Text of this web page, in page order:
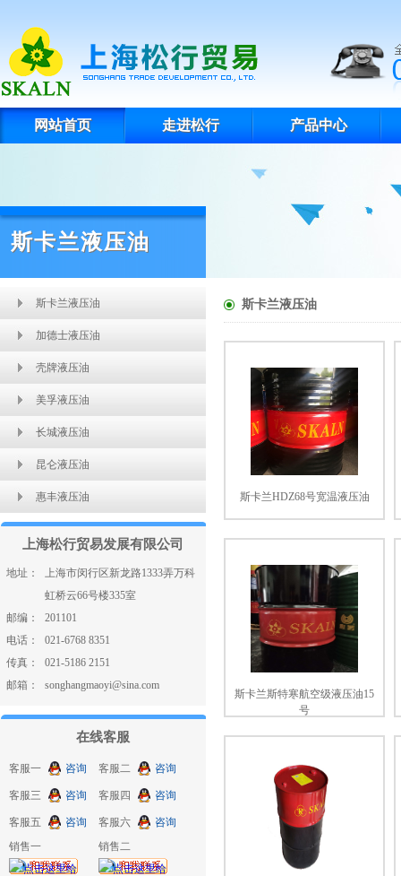
网站首页 走进松行 产品中心
斯卡兰液压油
斯卡兰液压油
加德士液压油
壳牌液压油
美孚液压油
长城液压油
昆仑液压油
惠丰液压油
上海松行贸易发展有限公司
地址：
上海市闵行区新龙路1333弄万科
虹桥云66号楼335室
邮编：
201101
电话：
021-6768 8351
传真：
021-5186 2151
邮箱：
songhangmaoyi@sina.com
在线客服
客服一 咨询 客服二 咨询
客服三 咨询 客服四 咨询
客服五 咨询 客服六
咨询
销售一
销售二
斯卡兰液压油
斯卡兰HDZ68号宽温液压油
斯卡兰斯特寒航空级液压油15
号